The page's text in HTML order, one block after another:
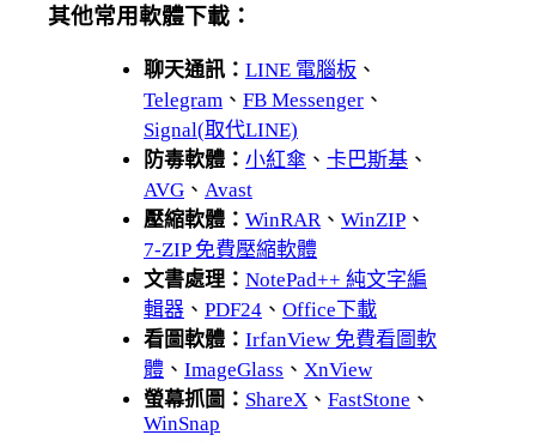
其他常用軟體下載：
聊天通訊： LINE 電腦板 、
Telegram 、 FB Messenger 、
Signal(取代LINE)
防毒軟體： 小紅傘 、 卡巴斯基 、
AVG 、 Avast
壓縮軟體： WinRAR、 WinZIP 、
7-ZIP 免費壓縮軟體
文書處理： NotePad++ 純文字編
輯器 、 PDF24 、 Office下載
看圖軟體： IrfanView 免費看圖軟
體 、 ImageGlass 、 XnView
螢幕抓圖： ShareX 、 FastStone 、
WinSnap